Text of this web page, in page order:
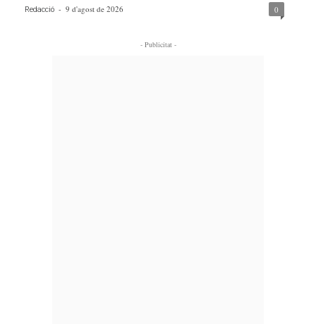
Redacció - 9 d'agost de 2026 0
- Publicitat -